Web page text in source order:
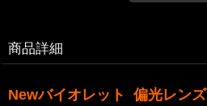
商品詳細
Newバイオレット 偏光レンズ